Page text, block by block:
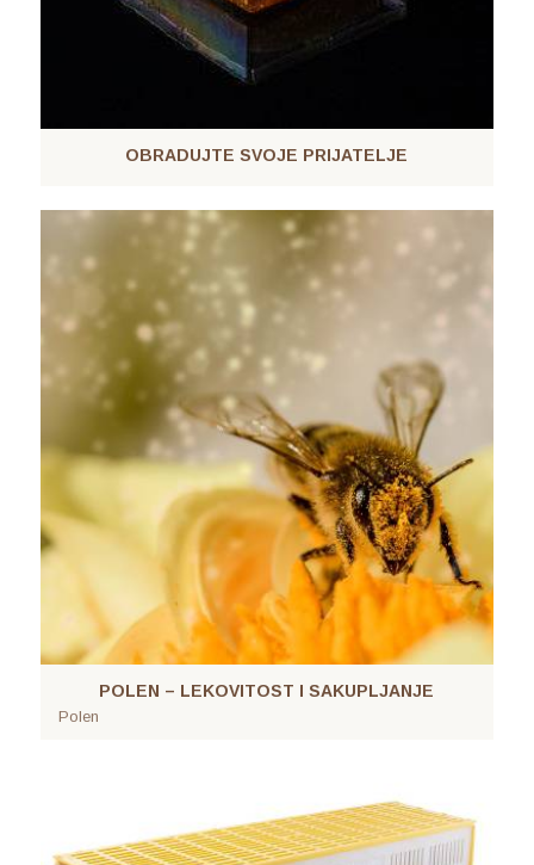
OBRADUJTE SVOJE PRIJATELJE
POLEN – LEKOVITOST I SAKUPLJANJE
Polen